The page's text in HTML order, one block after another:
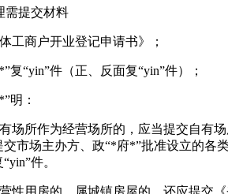
需提交材料
工商户开业登记申请书》；
复“yin”件（正、反面复“yin”件）；
明：
有场所作为经营场所的，应当提交自有
市场主办方、政“*府*”批准设立的各
件。
营性用房的，属城镇房屋的，还应提